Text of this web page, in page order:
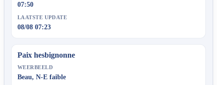
07:50
LAATSTE UPDATE
08/08 07:23
Paix hesbignonne
WEERBEELD
Beau, N-E faible